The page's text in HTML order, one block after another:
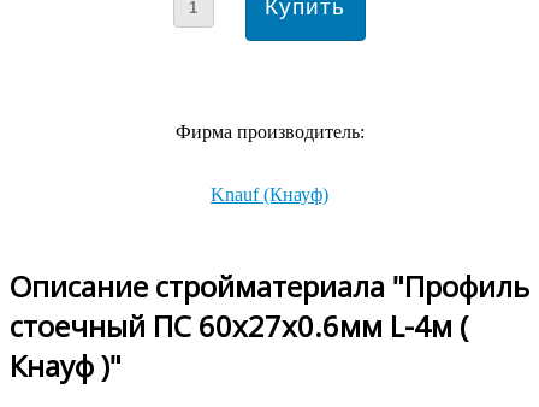
Фирма производитель:
Knauf (Кнауф)
Описание стройматериала "Профиль
стоечный ПС 60х27х0.6мм L-4м (
Кнауф )"